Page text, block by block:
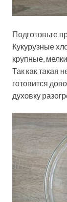
Подготовьте
Кукурузные
крупные,
Так как такая
готовится
духовку